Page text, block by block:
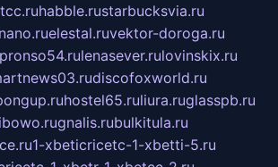
habble.rustarbucksvia.ru
elestal.ruvektor-doroga.ru
pronso54.rulenasever.rulovinskix.ru
discofoxworld.ru
hostel65.ruliura.ruglasspb.ru
gnalis.rubulkitula.ru
1-xbeticricetc-1-xbetti-5.ru